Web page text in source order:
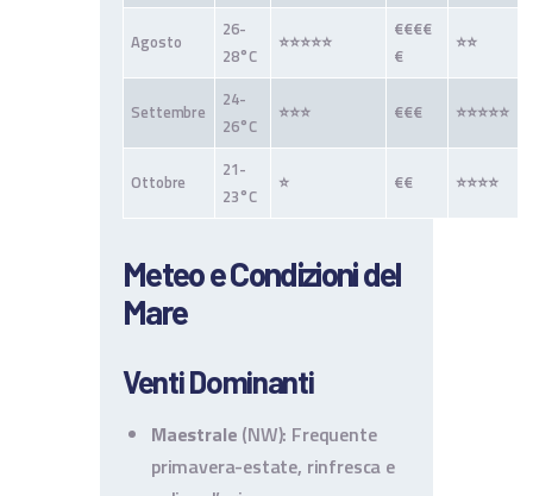
Agosto
26-
28°C
⭐⭐⭐⭐⭐
€€€€
€
⭐⭐
Settembre
24-
26°C
⭐⭐⭐ €€€ ⭐⭐⭐⭐⭐
Ottobre
21-
23°C
⭐ €€ ⭐⭐⭐⭐
Meteo e Condizioni del
Mare
Venti Dominanti
Maestrale (NW): Frequente
primavera-estate, rinfresca e